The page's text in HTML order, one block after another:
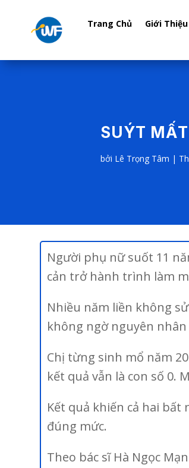
Trang Chủ Giới Thiệu
SUÝT
bởi Lê Trọng Tâm |
Người phụ nữ suốt 11
cản trở hành trình làm
Nhiều năm liền không
không ngờ nguyên
Chị từng sinh mổ năm
kết quả vẫn là con số 0.
Kết quả khiến cả hai
đúng mức.
Theo bác sĩ Hà Ngọc